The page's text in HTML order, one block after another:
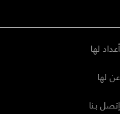
أعداد لها
عن لها
إتصل بنا